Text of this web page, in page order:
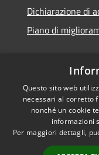
Dichiarazione di
Piano di
RSS
Accessibilità
Privacy
Cookie
Mappa del sito
Questo sito web
necessari al corretto
nonché un cookie
informazioni
Per maggiori dettagli,